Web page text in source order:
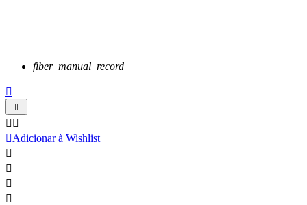
fiber_manual_record

 
 
Adicionar à Wishlist



